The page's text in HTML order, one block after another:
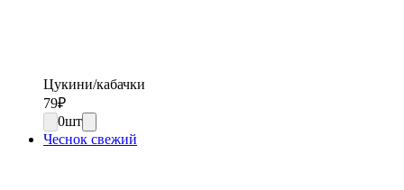
Цукини/кабачки
79₽
0шт
Чеснок свежий